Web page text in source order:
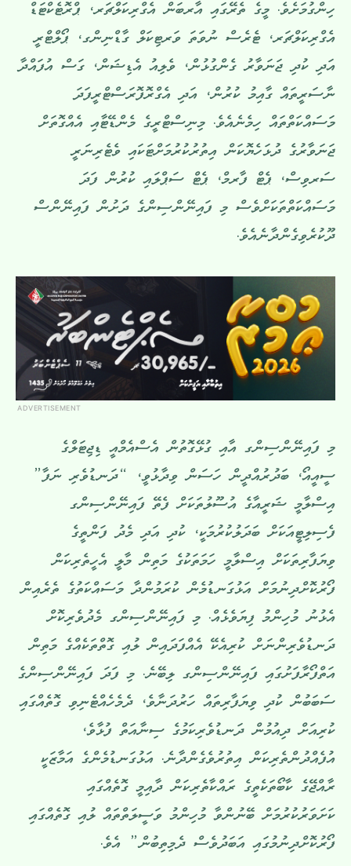
ހިންގުމަށެވެ. މީގެ ތެރޭގައި އާރބަން އެގްރިކަލްޗަރ، ޕްރޮޓެކްޓަޑް
އެގްރިކަލްޗަރ، ޓެރެސް ނުވަތަ ވަރޓިކަލް ގާޑްނިންގ، ޕޯލްޓްރީ
އަދި ކުދި ޖަނަވާރު ގެންގުޅުން، ވެލިއު އެޑިޝަން، ގަސް އުފައްދާ
ނާސަރީތައް ގާއިމު ކުރުން، އަދި އެގްރޮފޮރަސްޓްރީފަދަ
މަސައްކަތްތައް ހިމެނެއެވެ. މިނިސްޓްރީގެ މެންޑޭޓާއި އެއްގޮތަށް
ޖަނަވާރުގެ ދުޅަހެޔޮކަން އިތުރުކުރުމަށްޓަކައި ވެޓެރިނަރީ
ސަރވިސް، ޕެޓް ފާރމް، ޕެޓް ސަޕްލައި ކުރުން ފަދަ
މަސައްކަތްތަކަށްވެސް މި ފައިނޭންސިންގެ ދަށުން ފައިނޭންސް
ދޫކުރެވިގެންދާނެއެވެ.
ADVERTISEMENT
މި ފައިނޭންސިންގ އާއި ގުޅޭގޮތުން އެސްއެމްއީ ޑިޖިޓަލްގެ
ސީއީއޯ، ބަދުރުއްދީން ހަސަން ވިދާޅުވީ، “ދަނޑުވެރި ނަފާ”
އިސްލާމީ ޝަރީއާގެ އުސޫލުތަކަށް ފެތޭ ފައިނޭންސިންގ
ފެސިލިޓީއަކަށް ބަދަލުކުރުމަކީ، ކުދި އަދި މެދު ފަންތީގެ
ވިޔަފާރިތަކަށް އިސްލާމީ ހަމަތަކުގެ މަތިން މާލީ އެހީތެރިކަން
ފޯރުކޮށްދިނުމަށް އަޅުގަނޑުމެން ކުރަމުންދާ މަސައްކަތުގެ ތެރެއިން
އެޅުނު މުހިންމު ފިޔަވެޅެއް. މި ފައިނޭންސިންގ މެދުވެރިކޮށް
ދަނޑުވެރިންނަށް ކުރިއެކޭ އެއްފަދައިން ލުއި ގޮތްތަކެއްގެ މަތިން
އަތްފޯރާފަށުގައި ފައިނޭންސިންގ ލިބޭނެ. މި ފަދަ ފައިނޭންސިންގެ
ސަބަބުން ކުދި ވިޔަފާރިތައް ހަރުދަނާވެ، ދެމެހެއްޓެނިވި ގޮތެއްގައި
ކުރިއަށް ދިއުމުން ދަނޑުވެރިކަމުގެ ސިނާއަތް ފުޅާވެ،
އުފެއްދުންތެރިކަން އިތުރުވެގެންދާނެ. އަޅުގަނޑުމެންގެ އަމާޒަކީ
ރާއްޖޭގެ ކާބޯތަކެތީގެ ރައްކާތެރިކަން ދާއިމީ ގޮތެއްގައި
ކަށަވަރުކުރުމަށް ބޭނުންވާ މުހިންމު ވަސީލަތްތައް ލުއި ގޮތެއްގައި
ފޯރުކޮށްދިނުމުގައި އަބަދުވެސް ދެމިތިބުން” އެވެ.